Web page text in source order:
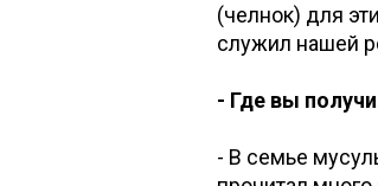
(челнок) для
служил нашей
- Где вы
- В семье